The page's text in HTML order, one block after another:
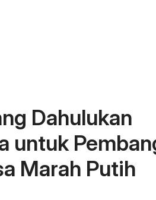
Dahulukan
untuk
Marah Putih